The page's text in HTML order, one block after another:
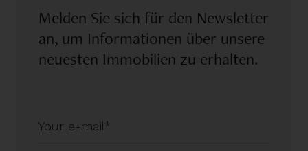
Melden Sie sich für den Newsletter
an, um Informationen über unsere
neuesten Immobilien zu erhalten.